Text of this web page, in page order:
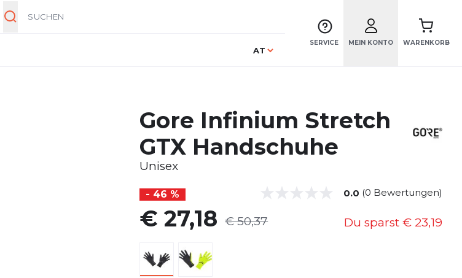
Sprache
AT
SERVICE MEIN KONTO WARENKORB
Gore Infinium Stretch
GTX Handschuhe
Unisex
- 46 % 0.0 (0 Bewertungen)
€ 27,18 € 50,37 Du sparst € 23,19